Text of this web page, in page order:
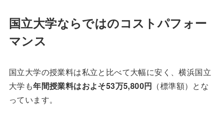
国立大学ならではのコストパフォー
マンス
国立大学の授業料は私立と比べて大幅に安く、横浜国立
大学も年間授業料はおよそ53万5,800円 （標準額）とな
っています。